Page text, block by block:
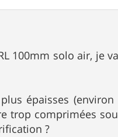
100mm solo air, je
épaisses
trop comprimées
?